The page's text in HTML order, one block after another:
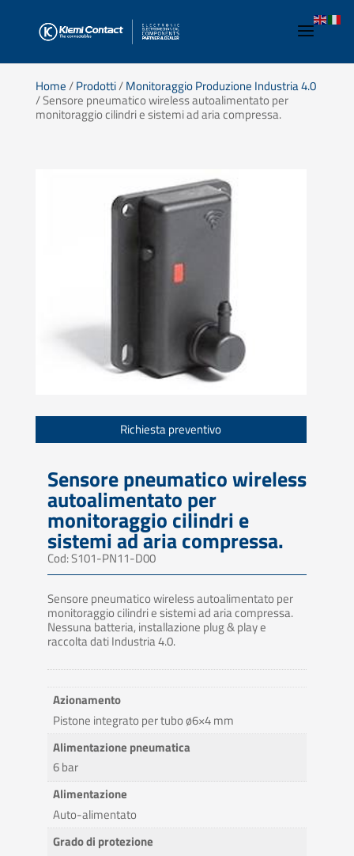
Home/Prodotti/Monitoraggio Produzione Industria 4.0
/ Sensore pneumatico wireless autoalimentato per
monitoraggio cilindri e sistemi ad aria compressa.
Richiesta preventivo
Sensore pneumatico wireless
autoalimentato per
monitoraggio cilindri e
sistemi ad aria compressa.
Cod: S101-PN11-D00
Sensore pneumatico wireless autoalimentato per
monitoraggio cilindri e sistemi ad aria compressa.
Nessuna batteria, installazione plug & play e
raccolta dati Industria 4.0.
Azionamento
Pistone integrato per tubo ø6×4 mm
Alimentazione pneumatica
6 bar
Alimentazione
Auto-alimentato
Grado di protezione